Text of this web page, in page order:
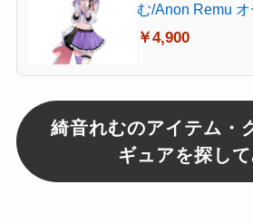
む/Anon Remu
ッグと靴別売り (
￥4,900
綺音れむのアイテム・
ギュアを探し